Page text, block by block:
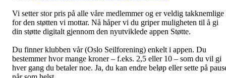
Vi setter stor pris på alle våre medlemmer og er veldig takknemlige
for den støtten vi mottar. Nå håper vi du griper muligheten til å gi
din støtte digitalt gjennom den nyutviklede appen Støtte.
Du finner klubben vår (Oslo Seilforening) enkelt i appen. Du
bestemmer hvor mange kroner – f.eks. 2,5 eller 10 – som du vil gi
hver gang du betaler noe. Ja, du kan endre beløp eller sette på